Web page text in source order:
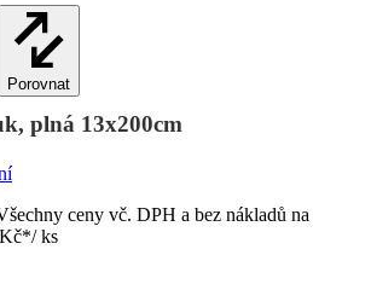
Porovnat
plná 13x200cm
ceny vč. DPH a bez nákladů na
*/ ks